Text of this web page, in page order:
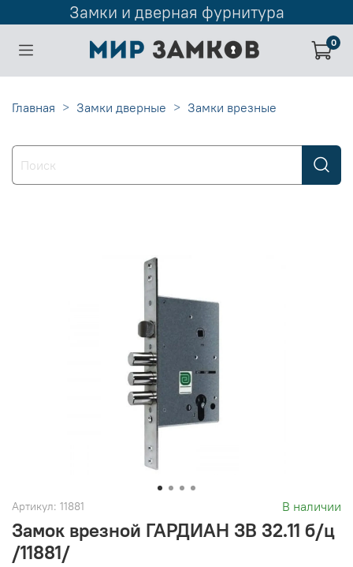
Замки и дверная фурнитура
0
Главная Замки дверные Замки врезные
Артикул: 11881 В наличии
Замок врезной ГАРДИАН ЗВ 32.11 б/ц
/11881/